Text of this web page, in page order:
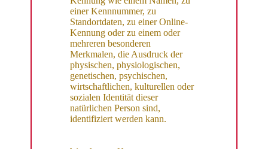
einer Kennnummer, zu
Standortdaten, zu einer Online-
Kennung oder zu einem oder
mehreren besonderen
Merkmalen, die Ausdruck der
physischen, physiologischen,
genetischen, psychischen,
wirtschaftlichen, kulturellen oder
sozialen Identität dieser
natürlichen Person sind,
identifiziert werden kann.